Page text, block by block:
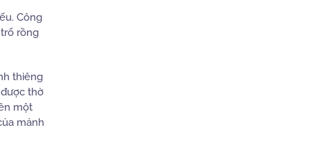
Công
rồng
thiêng
thờ
một
mảnh